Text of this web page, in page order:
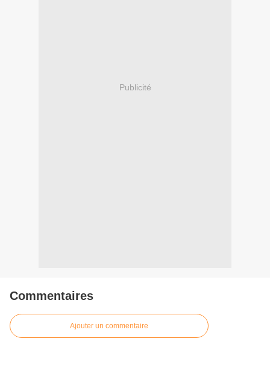
Publicité
Commentaires
Ajouter un commentaire